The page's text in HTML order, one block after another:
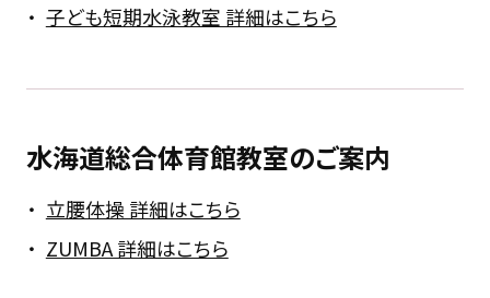
子ども短期水泳教室 詳細はこちら
水海道総合体育館教室のご案内
立腰体操 詳細はこちら
ZUMBA 詳細はこちら